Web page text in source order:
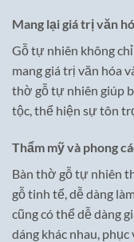
Mang lại giá trị văn
Gỗ tự nhiên không
mang giá trị văn hóa
thờ gỗ tự nhiên giúp
tộc, thể hiện sự tôn
Thẩm mỹ và phong
Bàn thờ gỗ tự nhiên
gỗ tinh tế, dễ dàng
cũng có thể dễ dàng
dáng khác nhau,